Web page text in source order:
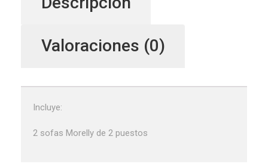
Valoraciones (0)
Incluye:
2 sofas Morelly de 2 puestos